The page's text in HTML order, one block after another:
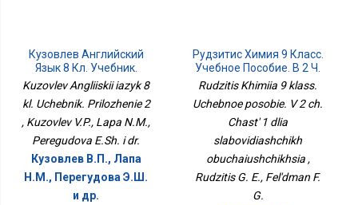
Кузовлев Английский
Язык 8 Кл. Учебник.
Приложение 2
Kuzovlev Angliiskii iazyk 8
kl. Uchebnik. Prilozhenie 2
, Kuzovlev V.P., Lapa N.M.,
Peregudova E.Sh. i dr.
Кузовлев В.П., Лапа
Н.М., Перегудова Э.Ш.
и др.
Рудзитис Химия 9 Класс.
Учебное Пособие. В 2 Ч.
Часть 1 Для
Обучающихся
Rudzitis Khimiia 9 klass.
Uchebnoe posobie. V 2 ch.
Chast' 1 dlia
slabovidiashchikh
obuchaiushchikhsia ,
Rudzitis G. E., Fel'dman F.
G.